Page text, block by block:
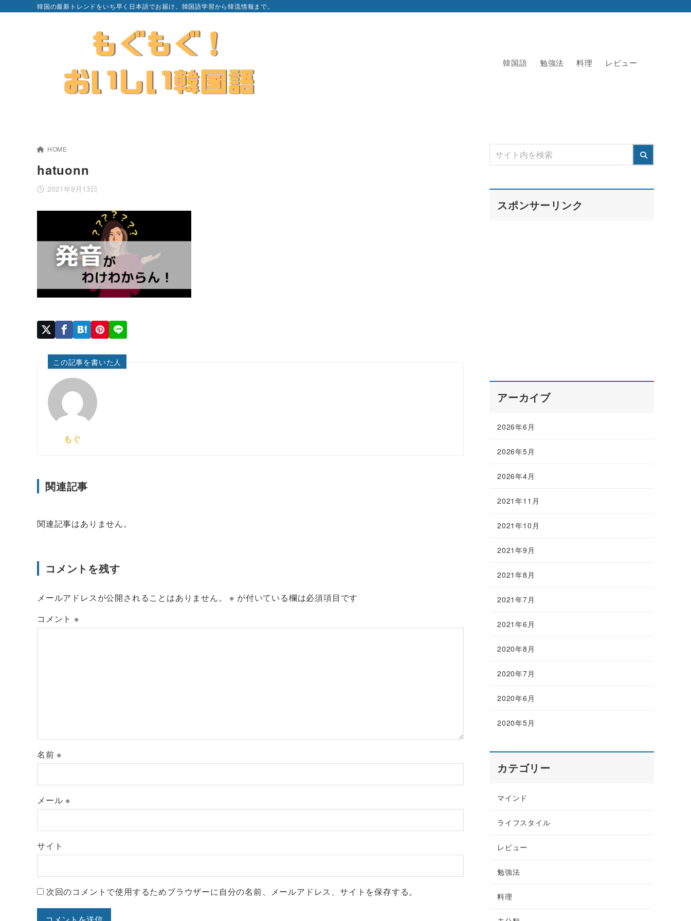
韓国の最新トレンドをいち早く日本語でお届け。韓国語学習から韓流情報まで。
韓国語 勉強法 料理 レビュー
HOME
hatuonn
2021年9月13日
この記事を書いた人
もぐ
関連記事
関連記事はありません。
コメントを残す
メールアドレスが公開されることはありません。 ※ が付いている欄は必須項目です
コメント ※
名前※
メール※
サイト
次回のコメントで使用するためブラウザーに自分の名前、メールアドレス、サイトを保存する。
スポンサーリンク
アーカイブ
2026年6月
2026年5月
2026年4月
2021年11月
2021年10月
2021年9月
2021年8月
2021年7月
2021年6月
2020年8月
2020年7月
2020年6月
2020年5月
カテゴリー
マインド
ライフスタイル
レビュー
勉強法
料理